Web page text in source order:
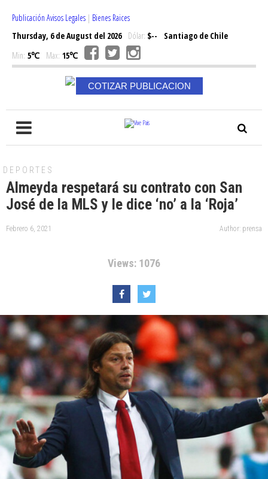
Publicación Avisos Legales | Bienes Raices
Thursday, 6 de August del 2026Dólar: $--
Santiago de Chile
Min: 5℃ Max: 15℃
COTIZAR PUBLICACION
DEPORTES
Almeyda respetará su contrato con San
José de la MLS y le dice ‘no’ a la ‘Roja’
Febrero 6, 2021 Author: prensa
Views: 1076